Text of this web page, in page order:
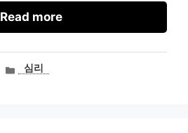
Read more
카심리